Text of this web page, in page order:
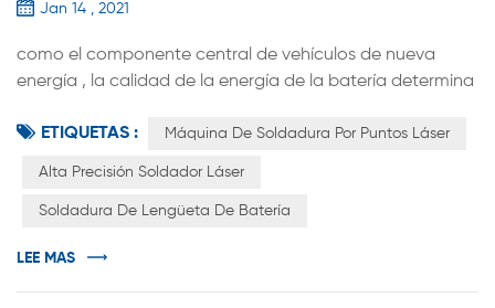
Jan 14 , 2021
como el componente central de vehículos de nueva
energía , la calidad de la energía de la batería determina
fabricación de baterías de litio generalmente incluye tres
tipos de front-end equipos, de gama media equipos y
automatización del equipo afectarán directamente la
ETIQUETAS : Máquina De Soldadura Por Puntos Láser
Alta Precisión Soldador Láser
Soldadura De Lengüeta De Batería
LEE MAS